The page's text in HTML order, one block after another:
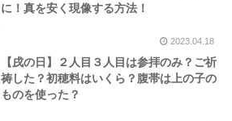
に！真を安く現像する方法！
2023.04.18
【戌の日】２人目３人目は参拝のみ？ご祈
祷した？初穂料はいくら？腹帯は上の子の
ものを使った？